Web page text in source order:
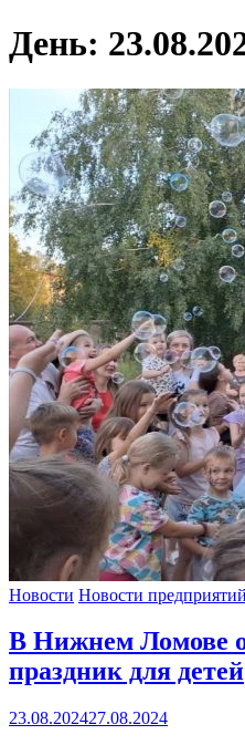
День:
Новости Новости предприятий
В Нижнем Ломове
праздник для детей
23.08.202427.08.2024